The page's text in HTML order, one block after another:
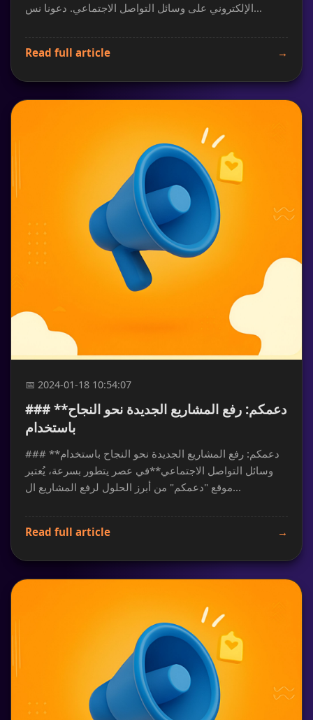
الإلكتروني على وسائل التواصل الاجتماعي. دعونا نس...
Read full article →
📅 2024-01-18 10:54:07
### **دعمكم: رفع المشاريع الجديدة نحو النجاح
باستخدام
### **دعمكم: رفع المشاريع الجديدة نحو النجاح باستخدام
وسائل التواصل الاجتماعي**في عصر يتطور بسرعة، يُعتبر
موقع "دعمكم" من أبرز الحلول لرفع المشاريع ال...
Read full article →